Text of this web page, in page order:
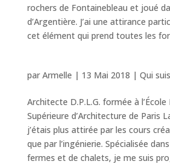
rochers de Fontainebleau et joué
d’Argentière. J’ai une attirance
cet élément qui prend toutes les
par Armelle | 13 Mai 2018 | Qui
Architecte D.P.L.G. formée à
Supérieure d’Architecture de Paris
j’étais plus attirée par les cours
que par l’ingénierie. Spécialisée
fermes et de chalets, je me suis